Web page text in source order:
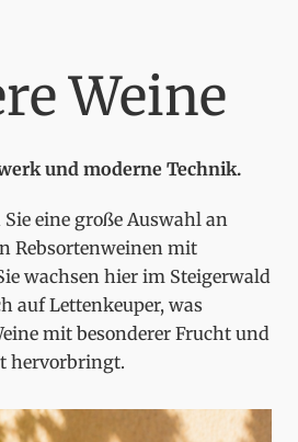
Weine
und moderne Technik.
eine große Auswahl an
Rebsortenweinen mit
wachsen hier im Steigerwald
auf Lettenkeuper, was
mit besonderer Frucht und
hervorbringt.